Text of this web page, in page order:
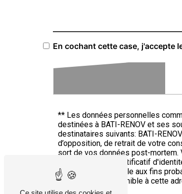
En cochant cette case, j'accepte
** Les données personnelles
destinées à BATI-RENOV et ses
destinataires suivants: BATI-
d’opposition, de retrait de votre
sort de vos données post-mortem.
renov06.com. Un justificatif
de prescription légale aux fins
téléphonique, disponible à cette